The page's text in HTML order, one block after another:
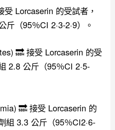
Lorcaserin 的受試者，
（95％CI 2·3-2·9）。
🔜 接受 Lorcaserin 的受
2.8 公斤（95％CI 2·5-
🔜 接受 Lorcaserin 的
組 3.3 公斤（95％CI2·6-